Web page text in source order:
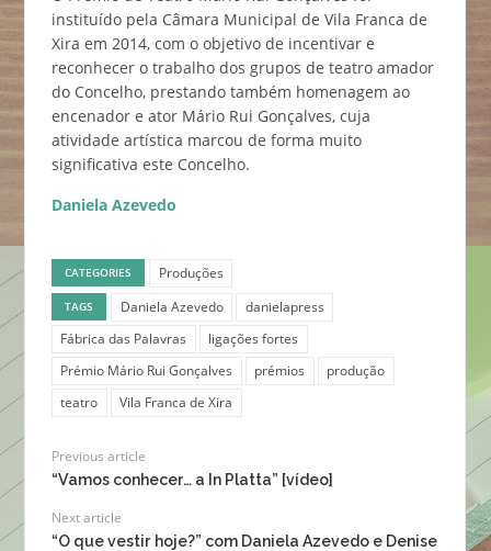
instituído pela Câmara Municipal de Vila Franca de
Xira em 2014, com o objetivo de incentivar e
reconhecer o trabalho dos grupos de teatro amador
do Concelho, prestando também homenagem ao
encenador e ator Mário Rui Gonçalves, cuja
atividade artística marcou de forma muito
significativa este Concelho.
Daniela Azevedo
CATEGORIES Produções
TAGS Daniela Azevedo
danielapress
Fábrica das Palavras
ligações fortes
Prémio Mário Rui Gonçalves
prémios
produção
teatro
Vila Franca de Xira
Previous article
“Vamos conhecer… a In Platta” [vídeo]
Next article
“O que vestir hoje?” com Daniela Azevedo e Denise